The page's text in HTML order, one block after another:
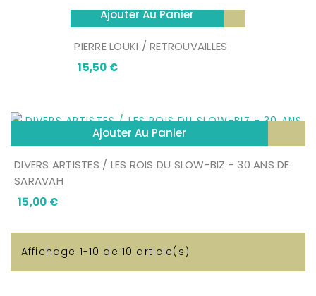
Ajouter Au Panier
PIERRE LOUKI / RETROUVAILLES
15,50 €Prix
Ajouter Au Panier
DIVERS ARTISTES / LES ROIS DU SLOW-BIZ - 30 ANS DE
SARAVAH
15,00 €Prix
Affichage 1-10 de 10 article(s)